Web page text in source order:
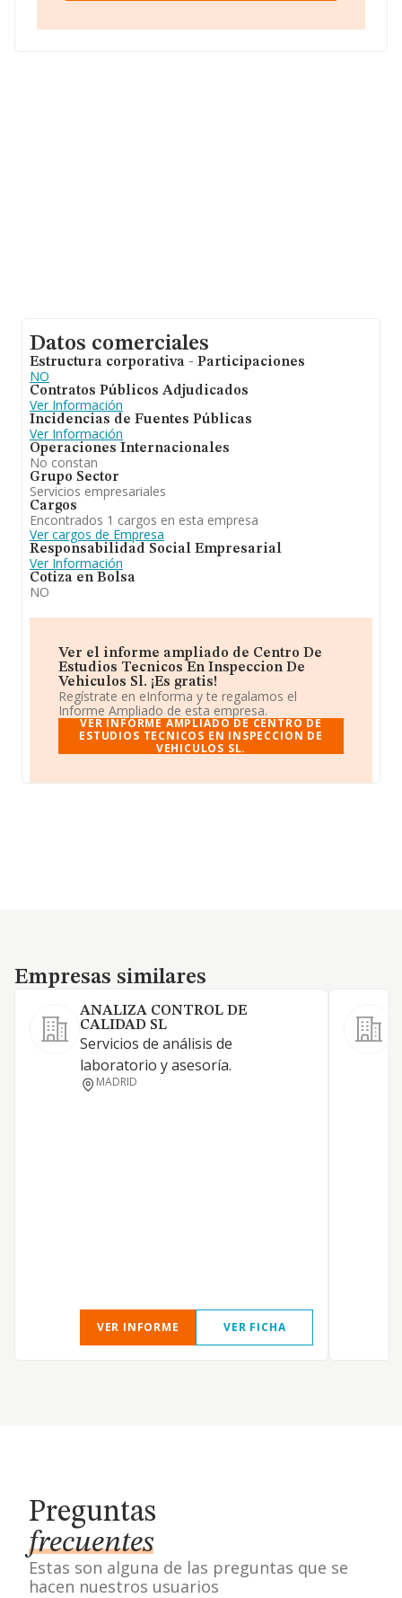
Madrid, Madrid.
Datos comerciales
Estructura corporativa - Participaciones
NO
Contratos Públicos Adjudicados
Ver Información
Incidencias de Fuentes Públicas
Ver Información
Operaciones Internacionales
No constan
Grupo Sector
Servicios empresariales
Cargos
Encontrados 1 cargos en esta empresa
Ver cargos de Empresa
Responsabilidad Social Empresarial
Ver Información
Cotiza en Bolsa
NO
Ver el informe ampliado de Centro De
Estudios Tecnicos En Inspeccion De
Vehiculos Sl. ¡Es gratis!
Regístrate en eInforma y te regalamos el
Informe Ampliado de esta empresa.
VER INFORME AMPLIADO DE CENTRO DE
ESTUDIOS TECNICOS EN INSPECCION DE
VEHICULOS SL.
Empresas similares
Empresas similares
ANALIZA CONTROL DE
CALIDAD SL
Servicios de análisis de
laboratorio y asesoría.
MADRID
VER INFORME VER FICHA
Preguntas
frecuentes
Estas son alguna de las preguntas que se
hacen nuestros usuarios